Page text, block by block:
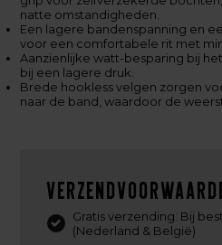
natte omstandigheden.
Een lagere bandenspanning en
voor een comfortabele rit met
Aanzienlijke watt-besparing bij
bij een lagere druk.
Brede hookless velgen zorgen
naar de band, waardoor de
Gratis verzending: Bij
(Nederland & België)